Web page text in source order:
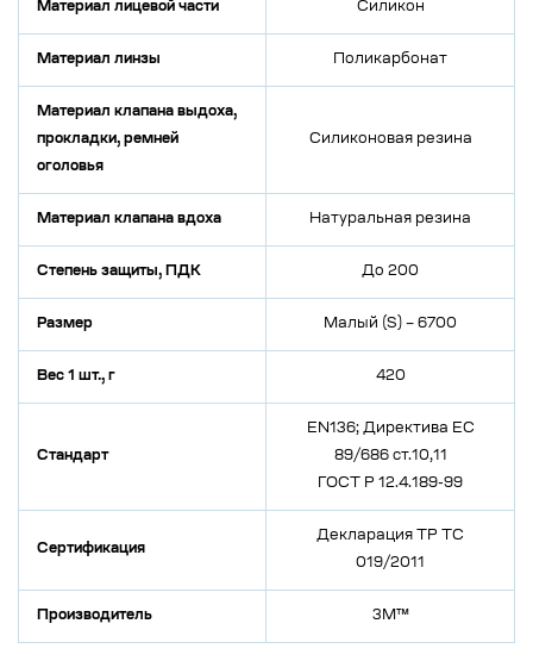
Материал лицевой части Силикон
Материал линзы Поликарбонат
Материал клапана выдоха,
прокладки, ремней
оголовья
Силиконовая резина
Материал клапана вдоха Натуральная резина
Степень защиты, ПДК До 200
Размер Малый (S) – 6700
Вес 1 шт., г 420
Стандарт
EN136; Директива ЕС
89/686 ст.10,11
ГОСТ Р 12.4.189-99
Сертификация
Декларация ТР ТС
019/2011
Производитель 3M™